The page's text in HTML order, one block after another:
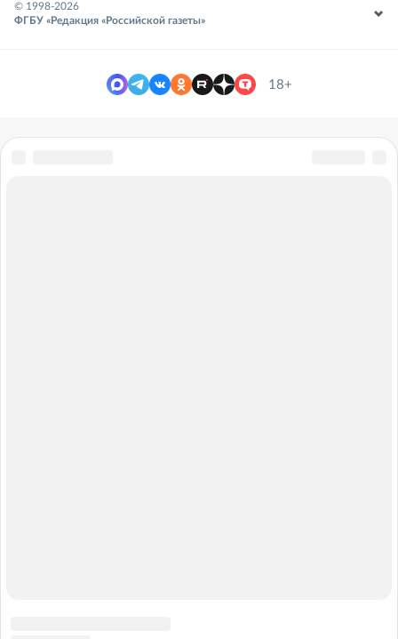
© 1998-2026
ФГБУ «Редакция «Российской газеты»
18+